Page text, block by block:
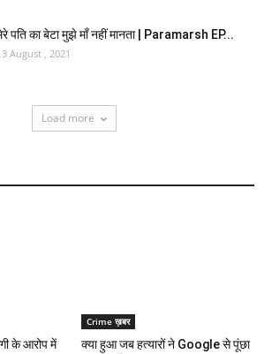
पति का बेटा मुझे माँ नहीं मानता | Paramarsh EP...
August , 2021
Load more
के आरोप में
Crime ख़बर
क्या हुआ जब हत्यारों ने Google से पूंछा